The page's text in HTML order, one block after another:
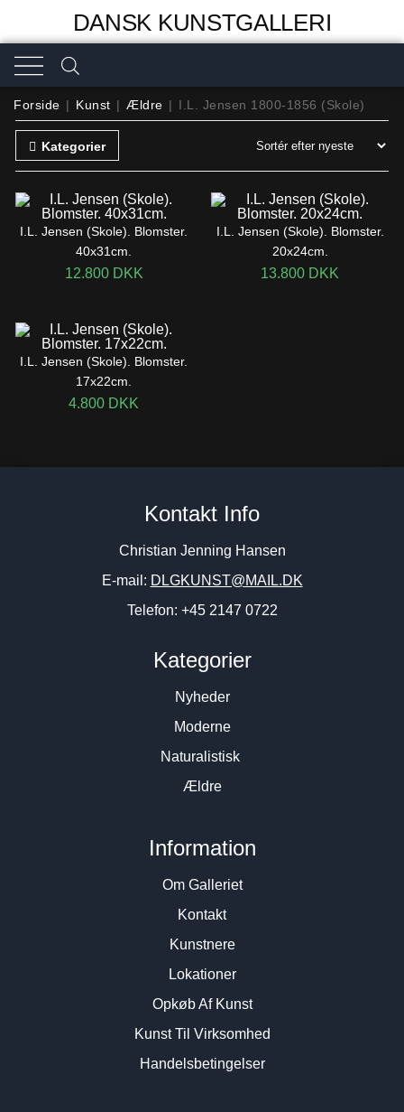
DANSK KUNSTGALLERI
Forside | Kunst | Ældre | I.L. Jensen 1800-1856 (Skole)
Kategorier
I.L. Jensen (Skole). Blomster.
40x31cm.
12.800 DKK
I.L. Jensen (Skole). Blomster.
20x24cm.
13.800 DKK
I.L. Jensen (Skole). Blomster.
17x22cm.
4.800 DKK
Kontakt Info
Christian Jenning Hansen
E-mail: DLGKUNST@MAIL.DK
Telefon: +45 2147 0722
Kategorier
Nyheder
Moderne
Naturalistisk
Ældre
Information
Om Galleriet
Kontakt
Kunstnere
Lokationer
Opkøb Af Kunst
Kunst Til Virksomhed
Handelsbetingelser